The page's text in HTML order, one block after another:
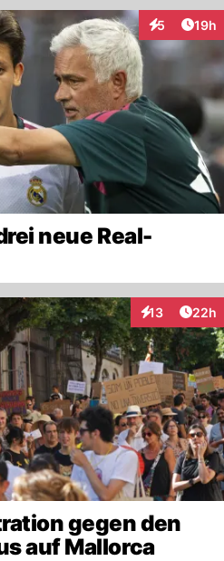
5
Interaktionen
19h
neue Real-
13
Interaktionen
22h
gegen den
auf Mallorca